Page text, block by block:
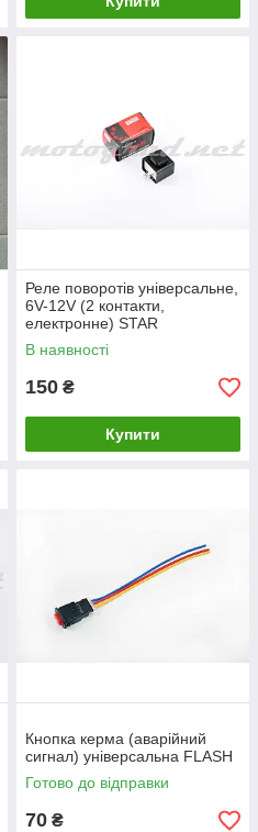
Реле поворотів універсальне,
6V-12V (2 контакти,
електронне) STAR
В наявності
150 ₴
Купити
Кнопка керма (аварійний
сигнал) універсальна FLASH
Готово до відправки
70 ₴